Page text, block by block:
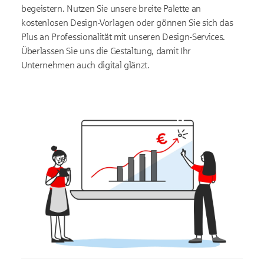
begeistern. Nutzen Sie unsere breite Palette an
kostenlosen Design-Vorlagen oder gönnen Sie sich das
Plus an Professionalität mit unseren Design-Services.
Überlassen Sie uns die Gestaltung, damit Ihr
Unternehmen auch digital glänzt.